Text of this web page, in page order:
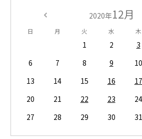
2020年12月
日 月 火 水 木
1 2 3
6
7 8 9 10
13
14 15 16 17
20
21 22 23 24
27
28 29 30 31